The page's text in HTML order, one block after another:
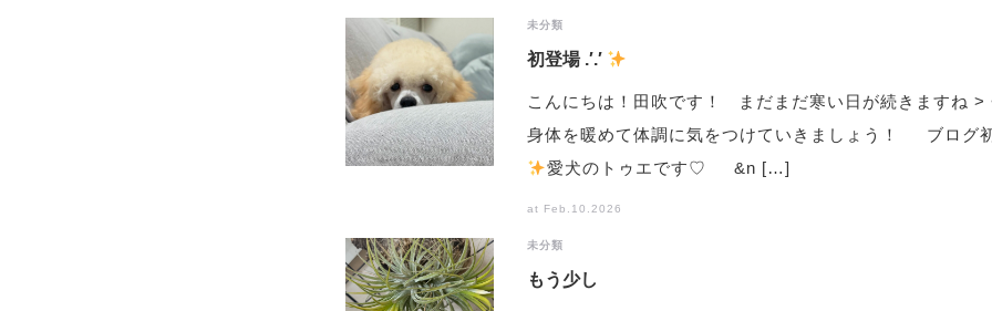
未分類
初登場 .′.′
こんにちは！田吹です！ まだまだ寒い日が続きますね >
身体を暖めて体調に気をつけていきましょう！ ブログ
️愛犬のトゥエです♡ &n […]
at Feb.10.2026
未分類
もう少し